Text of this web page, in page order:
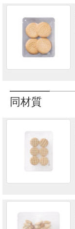
同材質